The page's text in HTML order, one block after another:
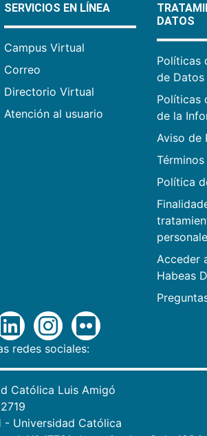
SERVICIOS EN LÍNEA
Campus Virtual
Correo
Directorio Virtual
Atención al usuario
DATOS
Políticas
de Datos
Políticas
de la
Aviso de
Política
Acceder
Habeas
redes sociales:
Católica Luis Amigó
- Universidad Católica